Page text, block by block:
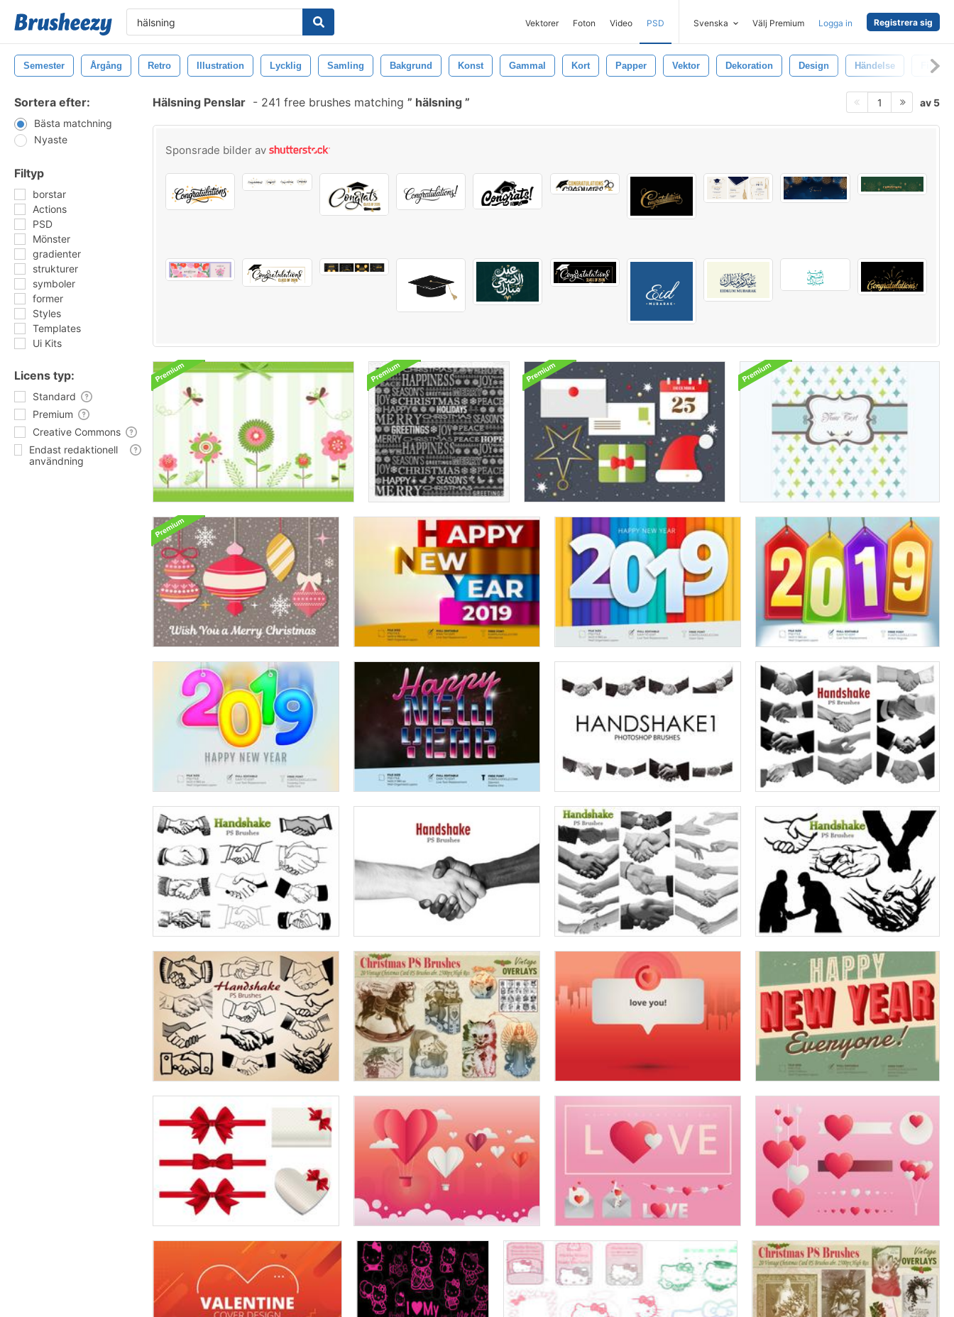
Vektorer Foton Video PSD Svenska Välj Premium Logga in Registrera sig
Semester Årgång Retro Illustration Lycklig Samling Bakgrund Konst Gammal Kort Papper Vektor Dekoration Design Händelse Firande
Sortera efter:
Bästa matchning
Nyaste
Filtyp
borstar
Actions
PSD
Mönster
gradienter
strukturer
symboler
former
Styles
Templates
Ui Kits
Licens typ:
Standard
Premium
Creative Commons
Endast redaktionell
användning
Hälsning Penslar - 241 free brushes matching hälsning 1 av 5
Sponsrade bilder av